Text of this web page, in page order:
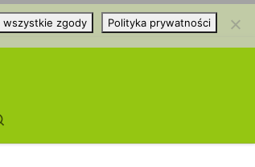
wszystkie zgody Polityka prywatności